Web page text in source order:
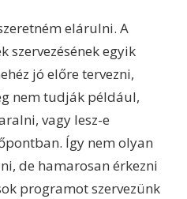
elárulni. A
szervezésének egyik
jó előre tervezni,
nem tudják például,
vagy lesz-e
Így nem olyan
de hamarosan érkezni
programot szervezünk